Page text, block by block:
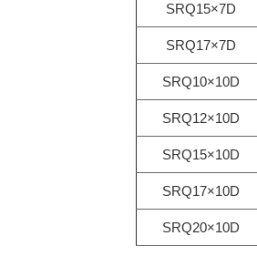
SRQ15×7D
SRQ17×7D
SRQ10×10D
SRQ12×10D
SRQ15×10D
SRQ17×10D
SRQ20×10D